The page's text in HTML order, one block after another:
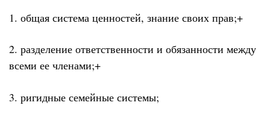
1. общая система ценностей, знание своих прав;+
2. разделение ответственности и обязанности между
всеми ее членами;+
3. ригидные семейные системы;